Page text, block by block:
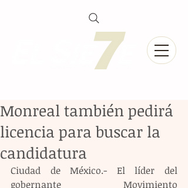
Monreal también pedirá
licencia para buscar la
candidatura
Ciudad de México.- El líder del
gobernante Movimiento